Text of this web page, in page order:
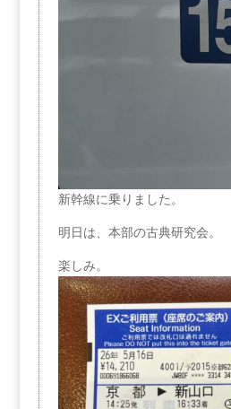
新幹線に乗りました。
明日は、本部の古典研究会。
楽しみ。